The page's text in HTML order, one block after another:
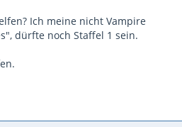
Ich meine nicht Vampire
dürfte noch Staffel 1 sein.